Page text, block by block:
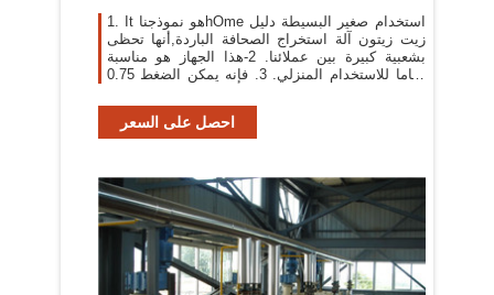
1. It هو نموذجناhOme استخدام صغير البسيطة دليل
زيت زيتون آلة استخراج الصحافة الباردة,أنها تحظى
بشعبية كبيرة بين عملائنا. 2-هذا الجهاز هو مناسبة
تماما للاستخدام المنزلي. 3. فإنه يمكن الضغط 0.75
احصل على السعر